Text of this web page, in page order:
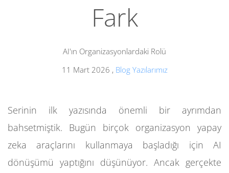
Fark
AI'ın Organizasyonlardaki Rolü
11 Mart 2026 , Blog Yazılarımız
Serinin ilk yazısında önemli bir ayrımdan
bahsetmiştik. Bugün birçok organizasyon yapay
zeka araçlarını kullanmaya başladığı için AI
dönüşümü yaptığını düşünüyor. Ancak gerçekte